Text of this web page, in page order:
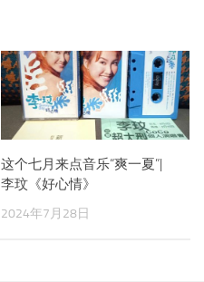
这个七月来点音乐“爽一夏”|
李玟《好心情》
2024年7月28日